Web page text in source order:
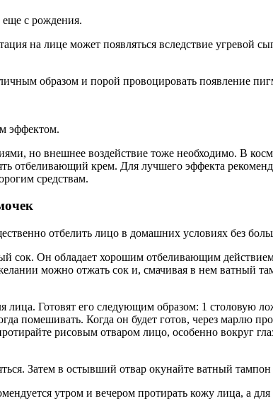
еще с рождения.
на лице может появляться вследствие угревой
образом и порой провоцировать появление
эффектом.
но внешнее воздействие тоже необходимо. В
крем. Для лучшего эффекта
средствам.
отбелить лицо в домашних условиях без
сок. Он обладает хорошим отбеливающим
можно отжать сок и, смачивая в нем ватный
Готовят его следующим образом: 1 столовую
помешивать. Когда он будет готов, через марлю
рисовым отваром лицо, особенно вокруг
Затем в остывший отвар окунайте ватный
утром и вечером протирать кожу лица, а